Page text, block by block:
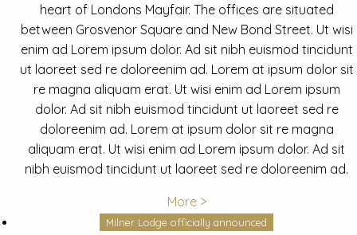
heart of Londons Mayfair. The offices are situated
between Grosvenor Square and New Bond Street. Ut wisi
enim ad Lorem ipsum dolor. Ad sit nibh euismod tincidunt
ut laoreet sed re doloreenim ad. Lorem at ipsum dolor sit
re magna aliquam erat. Ut wisi enim ad Lorem ipsum
dolor. Ad sit nibh euismod tincidunt ut laoreet sed re
doloreenim ad. Lorem at ipsum dolor sit re magna
aliquam erat. Ut wisi enim ad Lorem ipsum dolor. Ad sit
nibh euismod tincidunt ut laoreet sed re doloreenim ad.
More >
Milner Lodge officially announced